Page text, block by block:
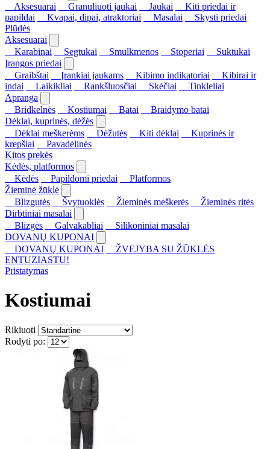
Aksesuarai
Granuliuoti jaukai Jaukai
Kiti priedai ir
papildai
Kvapai, dipai, atraktoriai Masalai
Skysti priedai
Plūdės
Aksesuarai
Karabinai
Segtukai Smulkmenos Stoperiai
Suktukai
Įrangos priedai
Graibštai
Įrankiai jaukams Kibimo indikatoriai
Kibirai ir
indai
Laikikliai Rankšluosčiai Skėčiai
Tinkleliai
Apranga
Bridkelnės
Kostiumai Batai
Braidymo batai
Dėklai, kuprinės, dėžės
Dėklai meškerėms
Dėžutės Kiti dėklai
Kuprinės ir
krepšiai
Pavadėlinės
Kitos prekės
Kėdės, platformos
Kėdės
Papildomi priedai
Platformos
Žieminė žūklė
Blizgutės
Švytuoklės Žieminės meškerės
Žieminės ritės
Dirbtiniai masalai
Blizgės
Galvakabliai
Silikoniniai masalai
DOVANŲ KUPONAI
DOVANŲ KUPONAI
ŽVEJYBA SU ŽŪKLĖS
ENTUZIASTU!
Pristatymas
Kostiumai
Rikiuoti
Rodyti po: